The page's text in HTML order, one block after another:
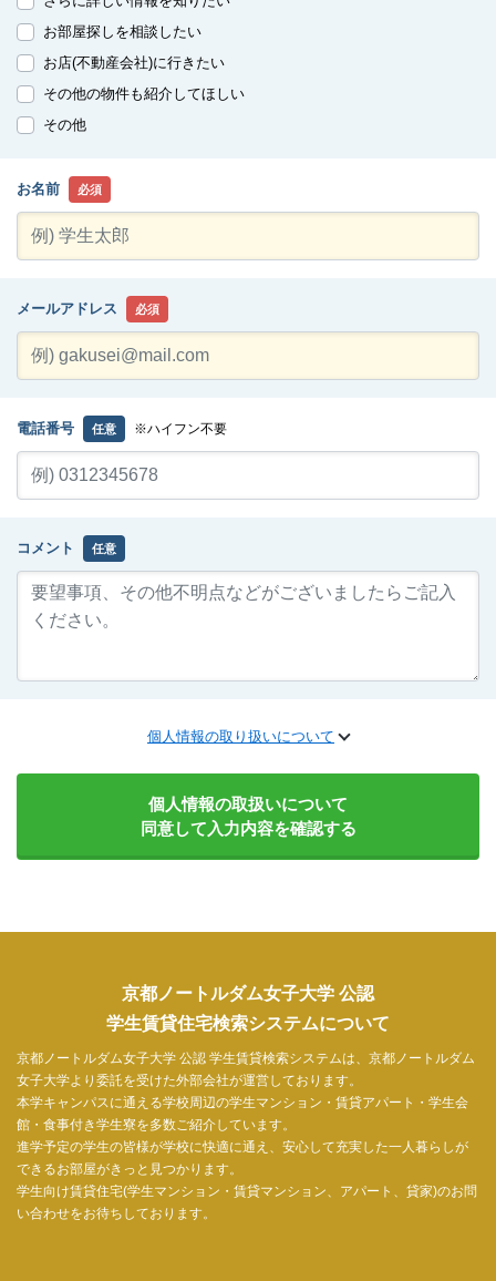
お部屋探しを相談したい
お店(不動産会社)に行きたい
その他の物件も紹介してほしい
その他
お名前 必須
メールアドレス 必須
電話番号 任意 ※ハイフン不要
コメント 任意
個人情報の取り扱いについて
個人情報の取扱いについて
同意して入力内容を確認する
京都ノートルダム女子大学 公認
学生賃貸住宅検索システムについて
京都ノートルダム女子大学 公認 学生賃貸検索システムは、京都ノートルダム
女子大学より委託を受けた外部会社が運営しております。
本学キャンパスに通える学校周辺の学生マンション・賃貸アパート・学生会
館・食事付き学生寮を多数ご紹介しています。
進学予定の学生の皆様が学校に快適に通え、安心して充実した一人暮らしが
できるお部屋がきっと見つかります。
学生向け賃貸住宅(学生マンション・賃貸マンション、アパート、貸家)のお問
い合わせをお待ちしております。